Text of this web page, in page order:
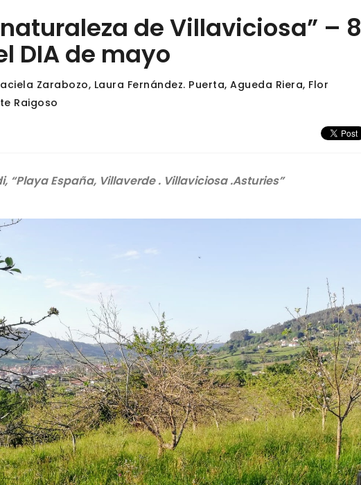
de Villaviciosa” – 8
DIA de mayo
Zarabozo, Laura Fernández. Puerta, Agueda Riera, Flor
Raigoso
“Playa España, Villaverde . Villaviciosa .Asturies”